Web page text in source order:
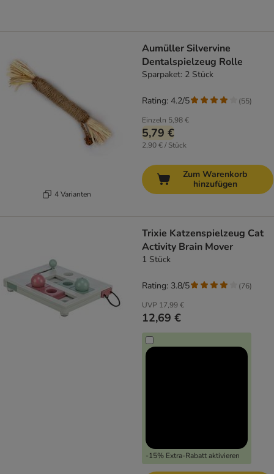
4 Varianten
Aumüller Silvervine
Dentalspielzeug Rolle
Sparpaket: 2 Stück
Einzeln 5,98 €
5,79 €
2,90 € / Stück
Rating: 4.2/5 (55)
Zum Warenkorb
hinzufügen
Trixie Katzenspielzeug Cat
Activity Brain Mover
1 Stück
UVP 17,99 €
12,69 €
-15% Extra-Rabatt aktivieren
Rating: 3.8/5 (76)